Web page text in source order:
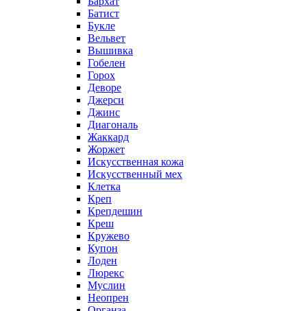
Батист
Букле
Вельвет
Вышивка
Гобелен
Горох
Деворе
Джерси
Джинс
Диагональ
Жаккард
Жоржет
Искусственная кожа
Искусственный мех
Клетка
Креп
Крепдешин
Креш
Кружево
Купон
Лоден
Люрекс
Муслин
Неопрен